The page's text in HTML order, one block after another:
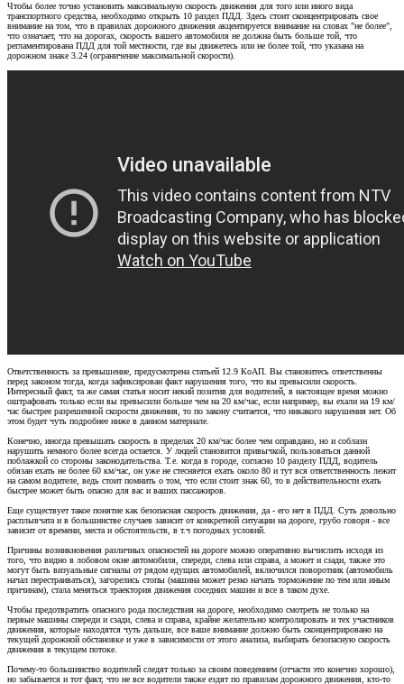
Чтобы более точно установить максимальную скорость движения для того или иного вида
транспортного средства, необходимо открыть 10 раздел ПДД. Здесь стоит сконцентрировать свое
внимание на том, что в правилах дорожного движения акцентируется внимание на словах "не более",
что означает, что на дорогах, скорость вашего автомобиля не должна быть больше той, что
регламентирована ПДД для той местности, где вы движетесь или не более той, что указана на
дорожном знаке 3.24 (ограничение максимальной скорости).
Ответственность за превышение, предусмотрена статьей 12.9 КоАП. Вы становитесь ответственны
перед законом тогда, когда зафиксирован факт нарушения того, что вы превысили скорость.
Интересный факт, та же самая статья носит некий позитив для водителей, в настоящее время можно
оштрафовать только если вы превысили больше чем на 20 км/час, если например, вы ехали на 19 км/
час быстрее разрешенной скорости движения, то по закону считается, что никакого нарушения нет. Об
этом будет чуть подробнее ниже в данном материале.
Конечно, иногда превышать скорость в пределах 20 км/час более чем оправдано, но и соблазн
нарушить немного более всегда остается. У людей становится привычкой, пользоваться данной
поблажкой со стороны законодательства. Т.е. когда в городе, согласно 10 разделу ПДД, водитель
обязан ехать не более 60 км/час, он уже не стесняется ехать около 80 и тут вся ответственность лежит
на самом водителе, ведь стоит помнить о том, что если стоит знак 60, то в действительности ехать
быстрее может быть опасно для вас и ваших пассажиров.
Еще существует такое понятие как безопасная скорость движения, да - его нет в ПДД. Суть довольно
расплывчата и в большинстве случаев зависит от конкретной ситуации на дороге, грубо говоря - все
зависит от времени, места и обстоятельств, в т.ч погодных условий.
Причины возникновения различных опасностей на дороге можно оперативно вычислить исходя из
того, что видно в лобовом окне автомобиля, спереди, слева или справа, а может и сзади, также это
могут быть визуальные сигналы от рядом едущих автомобилей, включился поворотник (автомобиль
начал перестраиваться), загорелись стопы (машина может резко начать торможение по тем или иным
причинам), стала меняться траектория движения соседних машин и все в таком духе.
Чтобы предотвратить опасного рода последствия на дороге, необходимо смотреть не только на
первые машины спереди и сзади, слева и справа, крайне желательно контролировать и тех участников
движения, которые находятся чуть дальше, все ваше внимание должно быть сконцентрировано на
текущей дорожной обстановке и уже в зависимости от этого анализа, выбирать безопасную скорость
движения в текущем потоке.
Почему-то большинство водителей следят только за своим поведением (отчасти это конечно хорошо),
но забывается и тот факт, что не все водители также ездят по правилам дорожного движения, кто-то